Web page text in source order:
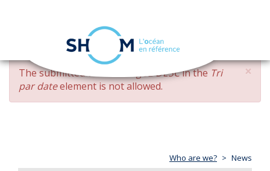
Skip
main
content
navigation
×
ERROR
MESSAGE
The submitted value changed DESCin the Tri
par dateelement is not allowed.
Who are we? News